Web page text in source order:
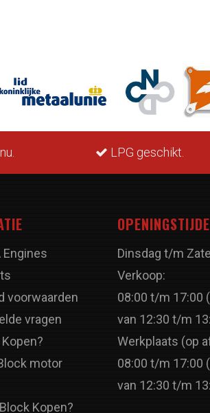
LPG geschikt.
Engines
voorwaarden
vragen
motor
Kopen?
Dinsdag t/m
Verkoop:
08:00 t/m 17:00
van 12:30 t/m
Werkplaats (op
08:00 t/m 17:00
van 12:30 t/m